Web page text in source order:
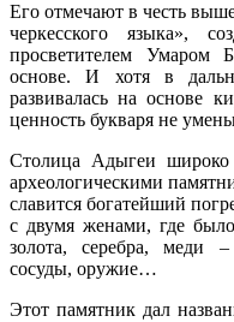
Его отмечают в честь
черкесского языка»,
просветителем Умаром
основе. И хотя в
развивалась на основе
ценность букваря не
Столица Адыгеи широко
археологическими
славится богатейший
с двумя женами, где
золота, серебра, меди
сосуды, оружие…
Этот памятник дал